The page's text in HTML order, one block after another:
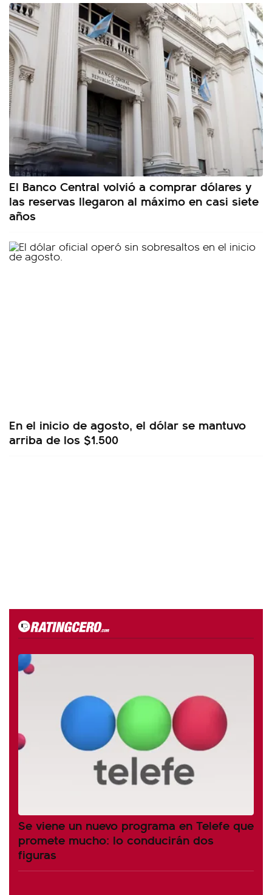
El Banco Central volvió a comprar dólares y
las reservas llegaron al máximo en casi siete
años
En el inicio de agosto, el dólar se mantuvo
arriba de los $1.500
Se viene un nuevo programa en Telefe que
promete mucho: lo conducirán dos
figuras